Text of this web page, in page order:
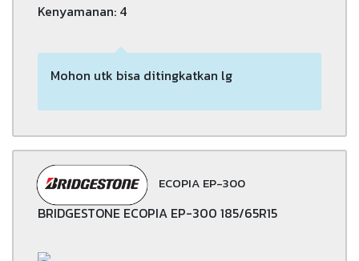
Kenyamanan: 4
Mohon utk bisa ditingkatkan lg
ECOPIA EP-300
BRIDGESTONE ECOPIA EP-300 185/65R15